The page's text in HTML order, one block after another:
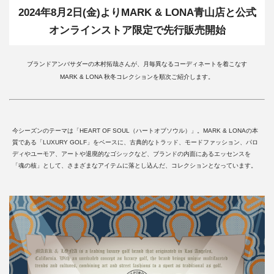
2024年8月2日(金)よりMARK & LONA青山店と公式
オンラインストア限定で先行販売開始
ブランドアンバサダーの木村拓哉さんが、月毎異なるコーディネートを着こなす
MARK & LONA 秋冬コレクションを順次ご紹介します。
今シーズンのテーマは「HEART OF SOUL（ハートオブソウル）」。MARK & LONAの本
質である「LUXURY GOLF」をベースに、古典的なトラッド、モードファッション、パロ
ディやユーモア、アートや退廃的なゴシックなど、ブランドの内面にあるエッセンスを
「魂の核」として、さまざまなアイテムに落とし込んだ、コレクションとなっています。